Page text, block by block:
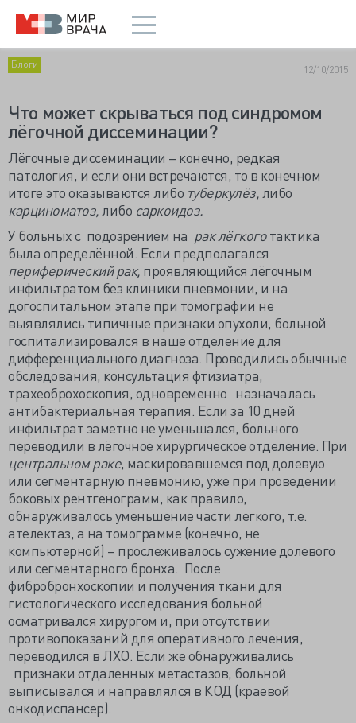
Блоги 12/10/2015
Что может скрываться под синдромом
лёгочной диссеминации?
Лёгочные диссеминации – конечно, редкая
патология, и если они встречаются, то в конечном
итоге это оказываются либо туберкулёз, либо
карциноматоз, либо саркоидоз.
У больных с подозрением на рак лёгкоготактика
была определённой. Если предполагался
периферический рак, проявляющийся лёгочным
инфильтратом без клиники пневмонии, и на
догоспитальном этапе при томографии не
выявлялись типичные признаки опухоли, больной
госпитализировался в наше отделение для
дифференциального диагноза. Проводились обычные
обследования, консультация фтизиатра,
трахеоброхоскопия, одновременно назначалась
антибактериальная терапия. Если за 10 дней
инфильтрат заметно не уменьшался, больного
переводили в лёгочное хирургическое отделение. При
центральном раке, маскировавшемся под долевую
или сегментарную пневмонию, уже при проведении
боковых рентгенограмм, как правило,
обнаруживалось уменьшение части легкого, т.е.
ателектаз, а на томограмме (конечно, не
компьютерной) – прослеживалось сужение долевого
или сегментарного бронха. После
фибробронхоскопии и получения ткани для
гистологического исследования больной
осматривался хирургом и, при отсутствии
противопоказаний для оперативного лечения,
переводился в ЛХО. Если же обнаруживались
признаки отдаленных метастазов, больной
выписывался и направлялся в КОД (краевой
онкодиспансер).